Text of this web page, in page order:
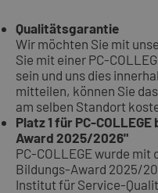
Qualitätsgarantie
Wir möchten Sie mit
Sie mit einer PC-
sein und uns dies
mitteilen, können Sie
am selben Standort
Platz 1 für PC-
Award 2025/2026"
PC-COLLEGE wurde mit
Bildungs-Award 2025/
Institut für Service-